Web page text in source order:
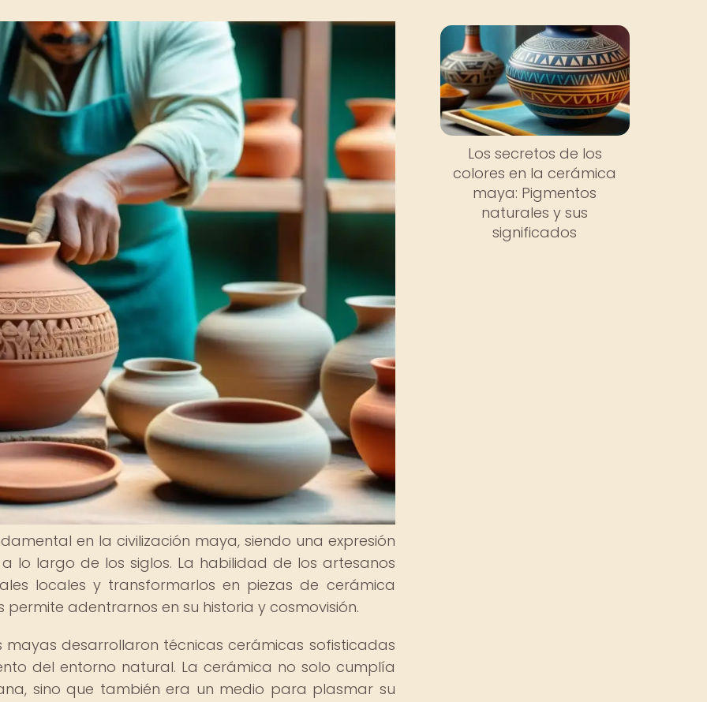
en la civilización maya, siendo una expresión
lo largo de los siglos. La habilidad de los artesanos
locales y transformarlos en piezas de cerámica
adentrarnos en su historia y cosmovisión.
mayas desarrollaron técnicas cerámicas sofisticadas
del entorno natural. La cerámica no solo cumplía
sino que también era un medio para plasmar su
Los secretos de los
colores en la cerámica
maya: Pigmentos
naturales y sus
significados